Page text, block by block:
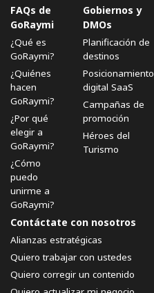
FAQs de
GoRaymi
¿Qué es
GoRaymi?
¿Quiénes
hacen
GoRaymi?
¿Por qué
elegir a
GoRaymi?
¿Cómo
puedo
unirme a
GoRaymi?
Gobiernos y
DMOs
Planificación de
destinos
Posicionamiento
digital SaaS
Campañas de
promoción
Héroes del
Turismo
Contáctate con nosotros
Alianzas estratégicas
Quiero trabajar con ustedes
Quiero corregir un contenido